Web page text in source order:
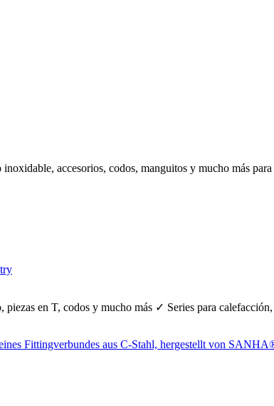
accesorios, codos, manguitos y mucho más
piezas en T, codos y mucho más ✓ Series para